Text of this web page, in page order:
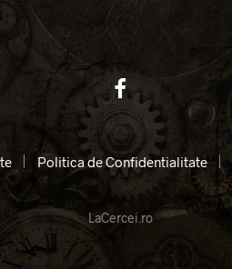
Politica de Confidentialitate
LaCercei.ro